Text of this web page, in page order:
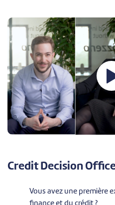
Credit Decision
Vous avez une première